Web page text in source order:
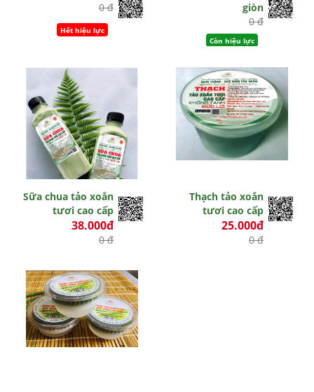
0 đ
Hết hiệu lực
giòn
0 đ
Còn hiệu lực
Sữa chua tảo xoắn
tươi cao cấp
38.000đ
0 đ
Thạch tảo xoắn
tươi cao cấp
25.000đ
0 đ